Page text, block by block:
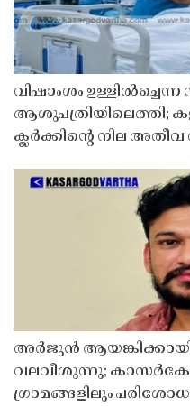
വിഷാംശം
ആശുപത്രിയിലെത്തി;
ക്ലർക്കിൻ്റെ നില
അർജുൻ
വലവീശുന്നു;
ഗ്രാമങ്ങളിലും